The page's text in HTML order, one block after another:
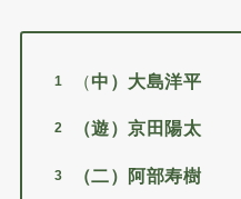
（中）大島洋平
（遊）京田陽太
（二）阿部寿樹